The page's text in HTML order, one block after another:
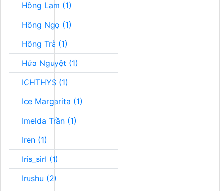
Hồng Lam (1)
Hồng Ngọ (1)
Hồng Trà (1)
Hứa Nguyệt (1)
ICHTHYS (1)
Ice Margarita (1)
Imelda Trần (1)
Iren (1)
Iris_sirI (1)
Irushu (2)